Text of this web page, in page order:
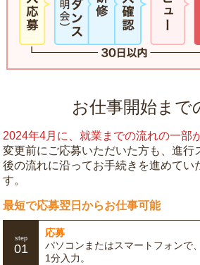
お仕事開始まで
2024年4月に、就業までの流れの一部
変更前にご応募いただいた方も、進行
後の流れに沿ってお手続きを進めてい
す。
最短で応募翌日からお仕事可能
step
01
応募
パソコンまたはスマートフォンで
1分入力。